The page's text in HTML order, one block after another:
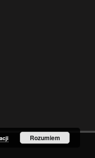
Rozumiem